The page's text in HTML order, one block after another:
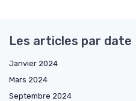
Les articles par date
Janvier 2024
Mars 2024
Septembre 2024